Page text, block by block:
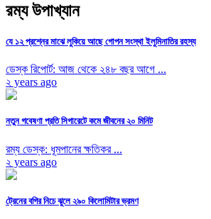
রম্য উপাখ্যান
যে ১২ প্রশ্নের মাঝে লুকিয়ে আছে গোপন সংস্থা ইলুমিনাতির রহস্য
ডেস্ক রিপোর্ট: আজ থেকে ২৪৮ বছর আগে ...
২ years ago
নতুন গবেষণা প্রতি সিগারেটে কমে জীবনের ২০ মিনিট
রম্য ডেস্ক: ধূমপানের ক্ষতিকর ...
২ years ago
ট্রেনের বগির নিচে ঝুলে ২৯০ কিলোমিটার ভ্রমণ